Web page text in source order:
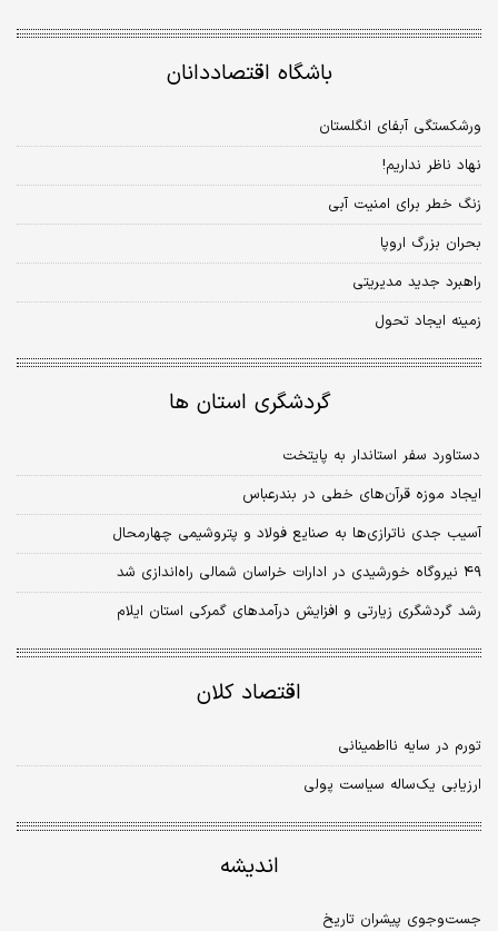
باشگاه اقتصاددانان
ورشکستگی آبفای انگلستان
نهاد ناظر نداریم!
زنگ خطر برای امنیت آبی
بحران بزرگ اروپا
راهبرد جدید مدیریتی
زمینه ایجاد تحول
گردشگری استان ها
دستاورد سفر استاندار به پایتخت
ایجاد موزه قرآن‌های خطی در بندرعباس
آسیب جدی ناترازی‌ها به صنایع فولاد و پتروشیمی چهارمحال
۴۹ نیروگاه خورشیدی در ادارات خراسان شمالی راه‌‌‌اندازی شد
رشد گردشگری زیارتی و افزایش درآمدهای گمرکی استان ایلام
اقتصاد کلان
تورم در سایه نااطمینانی
ارزیابی یک‌ساله سیاست پولی
اندیشه
جست‌وجوی پیشران تاریخ